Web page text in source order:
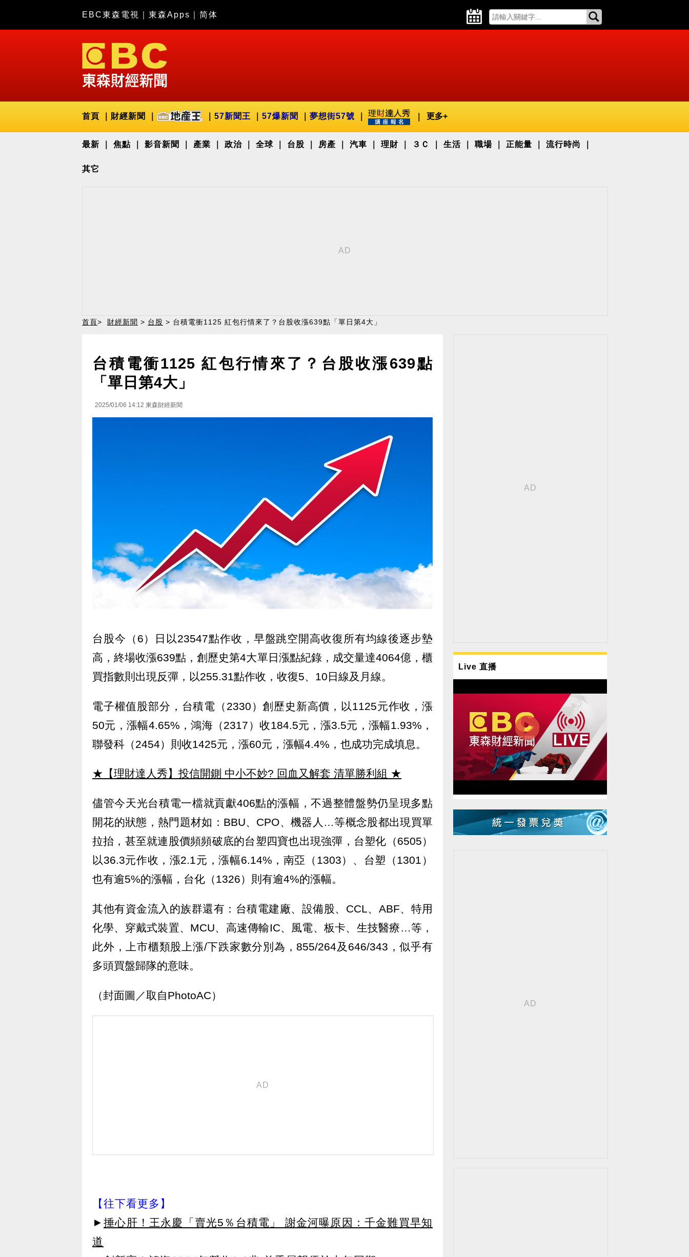
EBC東森電視 東森Apps 简体
首頁 財經新聞 57新聞王 57爆新聞 夢想街57號 更多+
最新 焦點 影音新聞 產業 政治 全球 台股 房產 汽車 理財 ３Ｃ 生活 職場 正能量 流行時尚
其它
首頁> 財經新聞 > 台股 > 台積電衝1125 紅包行情來了？台股收漲639點「單日第4大」
台積電衝1125 紅包行情來了？台股收漲639點
「單日第4大」
2025/01/06 14:12 東森財經新聞
台股今（6）日以23547點作收，早盤跳空開高收復所有均線後逐步墊
高，終場收漲639點，創歷史第4大單日漲點紀錄，成交量達4064億，櫃
買指數則出現反彈，以255.31點作收，收復5、10日線及月線。
電子權值股部分，台積電（2330）創歷史新高價，以1125元作收，漲
50元，漲幅4.65%，鴻海（2317）收184.5元，漲3.5元，漲幅1.93%，
聯發科（2454）則收1425元，漲60元，漲幅4.4%，也成功完成填息。
★【理財達人秀】投信開鍘 中小不妙? 回血又解套 清單勝利組 ★
儘管今天光台積電一檔就貢獻406點的漲幅，不過整體盤勢仍呈現多點
開花的狀態，熱門題材如：BBU、CPO、機器人…等概念股都出現買單
拉抬，甚至就連股價頻頻破底的台塑四寶也出現強彈，台塑化（6505）
以36.3元作收，漲2.1元，漲幅6.14%，南亞（1303）、台塑（1301）
也有逾5%的漲幅，台化（1326）則有逾4%的漲幅。
其他有資金流入的族群還有：台積電建廠、設備股、CCL、ABF、特用
化學、穿戴式裝置、MCU、高速傳輸IC、風電、板卡、生技醫療…等，
此外，上市櫃類股上漲/下跌家數分別為，855/264及646/343，似乎有
多頭買盤歸隊的意味。
（封面圖／取自PhotoAC）
【往下看更多】
► 捶心肝！王永慶「賣光5％台積電」 謝金河曝原因：千金難買早知
道
Live 直播